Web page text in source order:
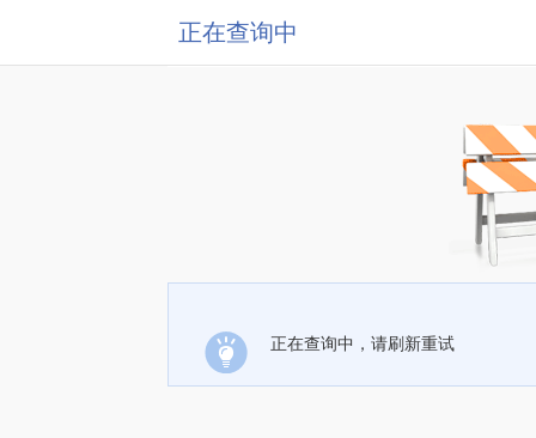
正在查询中
正在查询中，请刷新重试